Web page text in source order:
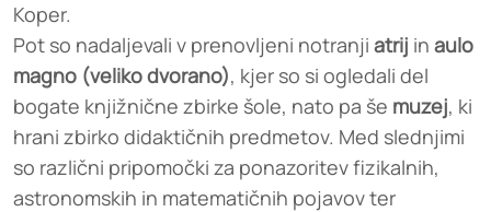
Koper.
Pot so nadaljevali v prenovljeni notranji atrij in aulo
magno (veliko dvorano), kjer so si ogledali del
bogate knjižnične zbirke šole, nato pa še muzej, ki
hrani zbirko didaktičnih predmetov. Med slednjimi
so različni pripomočki za ponazoritev fizikalnih,
astronomskih in matematičnih pojavov ter